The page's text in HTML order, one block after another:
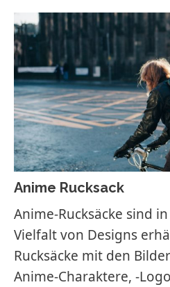
Anime Rucksack
Anime-Rucksäcke sind
Vielfalt von Designs
Rucksäcke mit den
Anime-Charaktere, -